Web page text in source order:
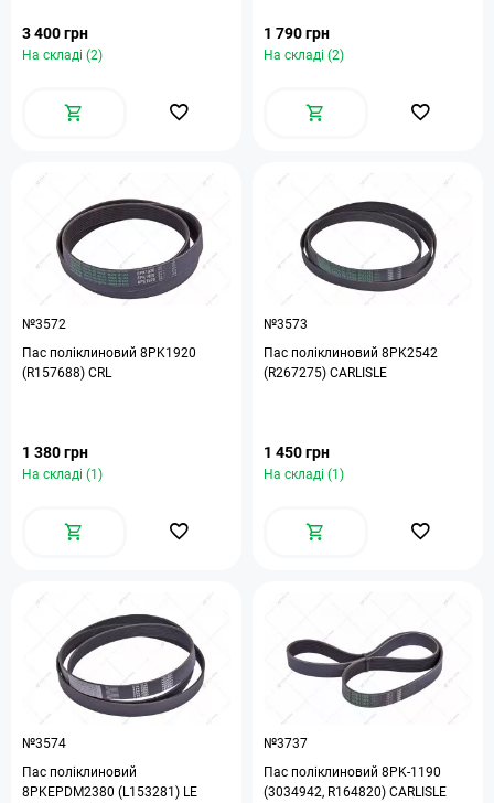
3 400 грн
На складі (2)
1 790 грн
На складі (2)
№3572
Пас поліклиновий 8PK1920
(R157688) CRL
1 380 грн
На складі (1)
№3573
Пас поліклиновий 8PK2542
(R267275) CARLISLE
1 450 грн
На складі (1)
№3574
Пас поліклиновий
8PKEPDM2380 (L153281) LE
№3737
Пас поліклиновий 8PK-1190
(3034942, R164820) CARLISLE